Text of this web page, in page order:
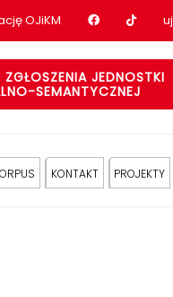
OJiKM Nasz profil
Nasz
ZGŁOSZENIA JEDNOSTKI
SEMANTYCZNEJ
KONTAKT PROJEKTY